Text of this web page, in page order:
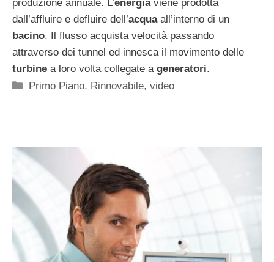
produzione annuale. L’energiaviene prodotta
dall’affluire e defluire dell’acquaall’interno di un
bacino. Il flusso acquista velocità passando
attraverso dei tunnel ed innesca il movimento delle
turbine a loro volta collegate a generatori.
Categorie
Primo Piano, Rinnovabile,video